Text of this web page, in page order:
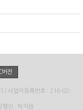
버전
| 사업자등록번호 : 216-02-
행인 : 탁지원